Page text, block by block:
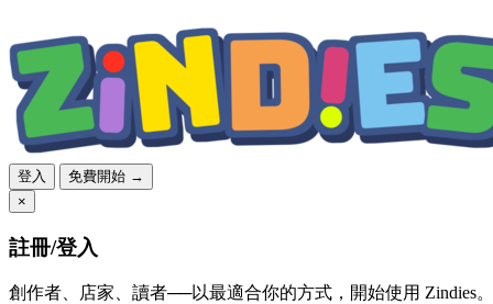
登入
免費開始 →
×
註冊/登入
創作者、店家、讀者──以最適合你的方式，開始使用 Zindies。